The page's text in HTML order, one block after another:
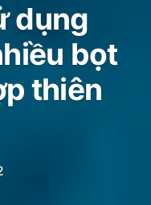
dụng
bọt
thiên